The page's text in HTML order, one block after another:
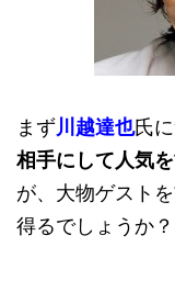
まず川越達也氏
相手にして人気
が、大物ゲスト
得るでしょうか？